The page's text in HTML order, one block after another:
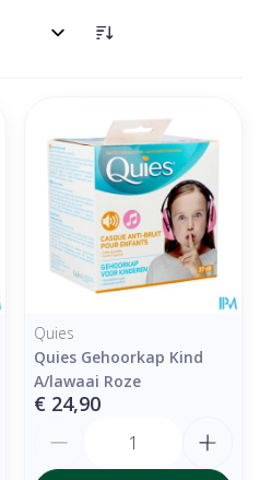
Quies
Quies Gehoorkap Kind
A/lawaai Roze
€ 24,90